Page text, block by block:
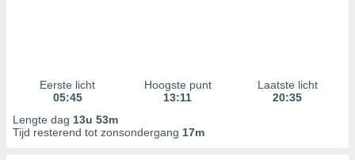
Eerste licht
05:45
Hoogste punt
13:11
Laatste licht
20:35
Lengte dag 13u 53m
Tijd resterend tot zonsondergang 17m